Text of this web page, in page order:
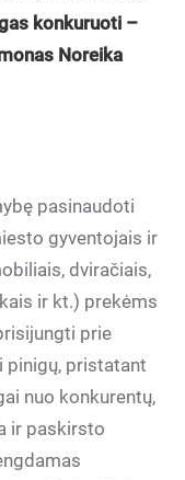
konkuruoti –
Noreika
pasinaudoti
gyventojais ir
dviračiais,
ir kt.) prekėms
prie
pristatant
nuo konkurentų,
ir paskirsto